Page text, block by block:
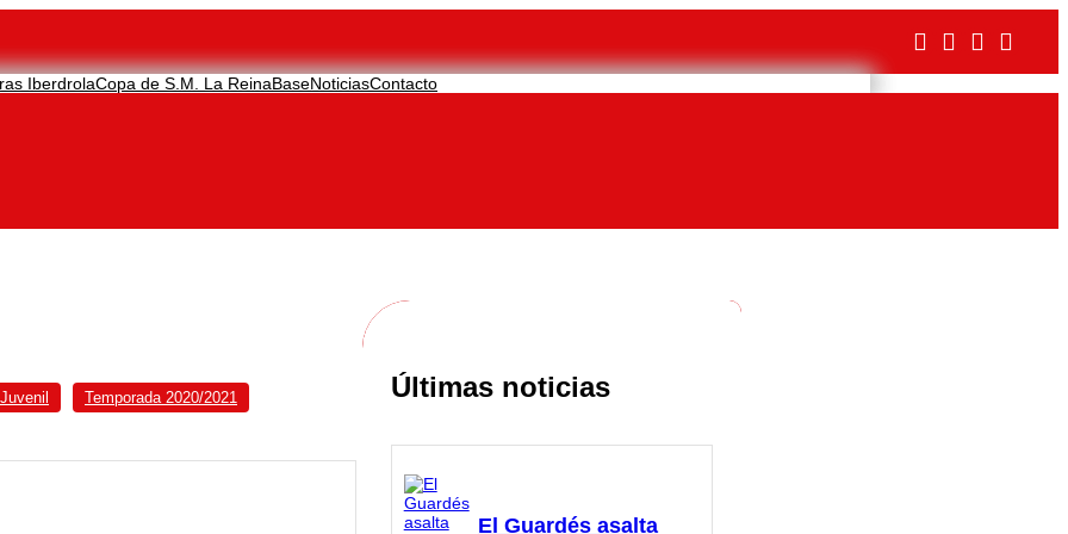
IberdrolaCopa de S.M. La ReinaBaseNoticiasContacto
Temporada 2020/2021 Últimas noticias
El Guardés asalta